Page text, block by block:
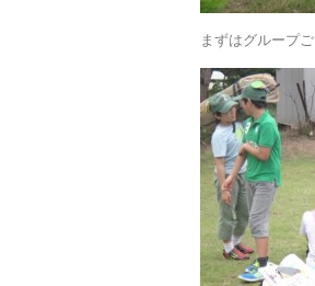
まずはグループ